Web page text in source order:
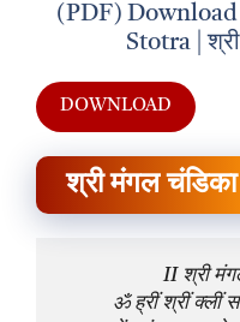
(PDF)
Stotra |
DOWNLOAD
श्री मंगल चंडिका
II श्री
ॐ ह्रीं श्रीं क्लीं